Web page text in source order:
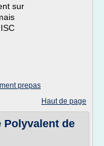
sur
prepas
Haut de page
Polyvalent de